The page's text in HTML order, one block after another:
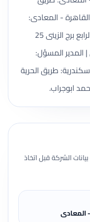
- المعادى:
شقة 21-42 وجزء من 43-46 الدور الرابع برج الزينى 25
المدير المسؤل:
طريق الحرية
ابوجراب.
الشركة قبل اتخاذ